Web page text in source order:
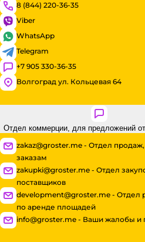
8 (844) 220-36-35
Viber
WhatsApp
Telegram
+7 905 330-36-35
Волгоград ул. Кольцевая 64
Отдел коммерции, для предложений
zakaz@groster.me - Отдел
заказам
zakupki@groster.me - Отдел
поставщиков
development@groster.me - Отдел
по аренде площадей
info@groster.me - Ваши жалобы и